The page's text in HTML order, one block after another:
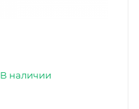
В наличии